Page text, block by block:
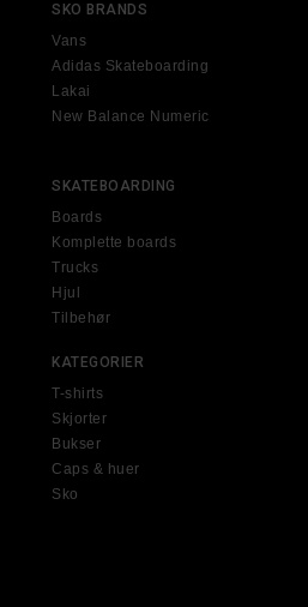
SKO BRANDS
Vans
Adidas Skateboarding
Lakai
New Balance Numeric
SKATEBOARDING
Boards
Komplette boards
Trucks
Hjul
Tilbehør
KATEGORIER
T-shirts
Skjorter
Bukser
Caps & huer
Sko